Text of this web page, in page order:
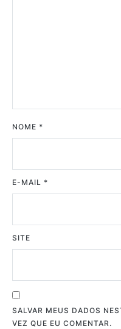
NOME *
E-MAIL *
SITE
SALVAR MEUS DADOS
VEZ QUE EU COMENTAR.